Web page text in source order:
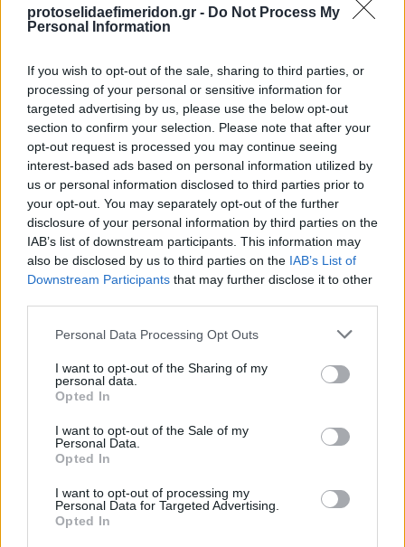
protoselidaefimeridon.gr - Do Not Process My
Personal Information
If you wish to opt-out of the sale, sharing to third parties, or
processing of your personal or sensitive information for
targeted advertising by us, please use the below opt-out
section to confirm your selection. Please note that after your
opt-out request is processed you may continue seeing
interest-based ads based on personal information utilized by
us or personal information disclosed to third parties prior to
your opt-out. You may separately opt-out of the further
disclosure of your personal information by third parties on the
IAB’s list of downstream participants. This information may
also be disclosed by us to third parties on the IAB’s List of
Downstream Participants that may further disclose it to other
Please note that this website/app uses one or more Google
not limited to your visit or usage behaviour. You may click to
grant or deny consent to Google and its third-party tags to
use your data for below specified purposes in below Google
consent section.
Personal Data Processing Opt Outs
I want to opt-out of the Sharing of my
personal data.
Opted In
I want to opt-out of the Sale of my
Personal Data.
Opted In
I want to opt-out of processing my
Personal Data for Targeted Advertising.
Opted In
Προηγούμενη
Metrosport
Επόμενη
Πατρίς Σπορ